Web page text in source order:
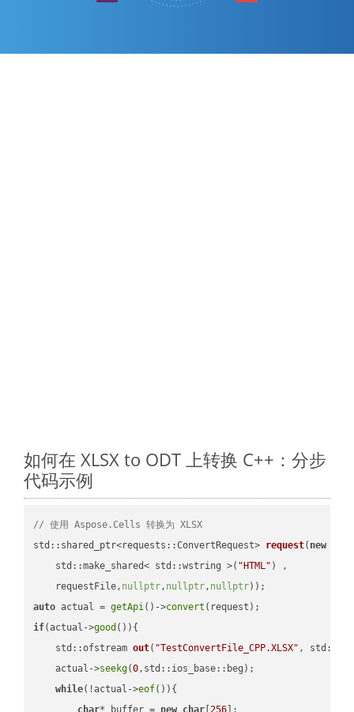
如何在 XLSX to ODT 上转换 C++：分步
代码示例
// 使用 Aspose.Cells 转换为 XLSX
std::shared_ptr<requests::ConvertRequest> request( new
    std::make_shared< std::wstring >(
"HTML" ) ,
    requestFile,
nullptr, nullptr, nullptr))
auto actual = getApi()->convert
if(actual->good ()){
std::ofstream out( "TestConvertFile_CPP.XLSX" ,
    actual->
seekg(0,std::ios_base::beg);
while(!actual->eof()){
char* buffer = new char [256 ];